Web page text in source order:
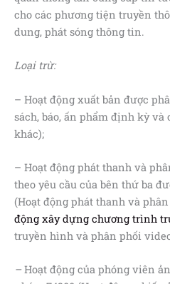
cho các phương tiện truyền
dung, phát sóng thông tin.
Loại trừ:
– Hoạt động xuất bản được
sách, báo, ấn phẩm định kỳ và
khác);
– Hoạt động phát thanh và
theo yêu cầu của bên thứ ba
(Hoạt động phát thanh và
động xây dựng chương trình
truyền hình và phân phối
– Hoạt động của phóng viên